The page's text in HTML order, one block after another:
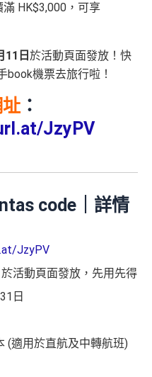
HK$3,000，可享
11日 於活動頁面發放！快
book機票去旅行啦！
：
JzyPV
code｜詳情
JzyPV
活動頁面發放，先用先得
日
(適用於直航及中轉航班)